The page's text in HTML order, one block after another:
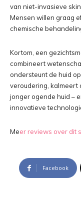
van niet-invasieve
Mensen willen graag
chemische
Kortom, een
combineert
ondersteunt de huid
veroudering, kalmeert
jonger ogende huid –
innovatieve
Meer reviews over dit
Facebook